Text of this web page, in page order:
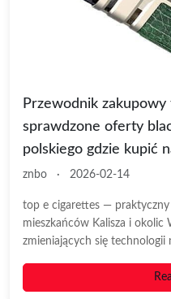
Przewodnik
sprawdzone oferty
polskiego gdzie kupić
znbo · 2026-02-14
top e cigarettes —
mieszkańców Kalisza i okolic
zmieniających się